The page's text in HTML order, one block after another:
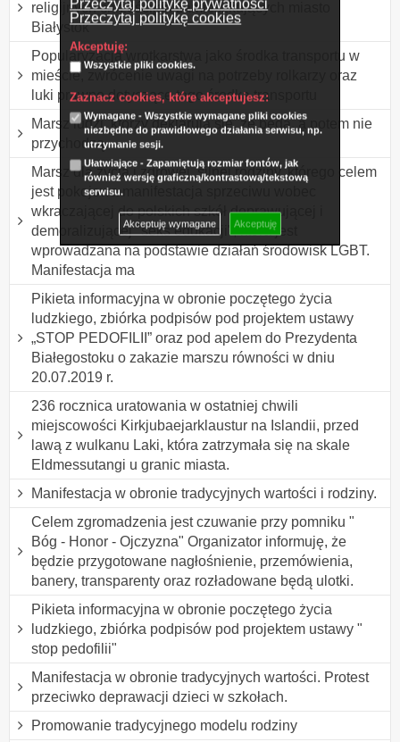
Przeczytaj politykę prywatności
Przeczytaj politykę cookies
Akceptuję:
Wszystkie pliki cookies.
Zaznacz cookies, które akceptujesz:
Wymagane - Wszystkie wymagane pliki cookies
niezbędne do prawidłowego działania serwisu, np.
utrzymanie sesji.
Ułatwiające - Zapamiętują rozmiar fontów, jak
również wersję graficzną/kontrastową/tekstową
serwisu.
Akceptuję wymagane Akceptuję
religijnych chrześcijan zamieszkujących miasto
Białystok
Popularyzacja wrotkarstwa jako środka transportu w
mieście, zwrócenie uwagi na potrzeby rolkarzy oraz
luki prawne dotyczące tego środka transportu
Marsz ludzi, którzy deklarują się, że będą, a potem nie
przychodzą.
Marsz dla życia i zdrowej, silnej rodziny, którego celem
jest pokojowa manifestacja sprzeciwu wobec
wkraczającej do polskich szkół deprawującej i
demoralizującej "seks edukacji", która jest
wprowadzana na podstawie działań środowisk LGBT.
Manifestacja ma
Pikieta informacyjna w obronie poczętego życia
ludzkiego, zbiórka podpisów pod projektem ustawy
„STOP PEDOFILII” oraz pod apelem do Prezydenta
Białegostoku o zakazie marszu równości w dniu
20.07.2019 r.
236 rocznica uratowania w ostatniej chwili
miejscowości Kirkjubaejarklaustur na Islandii, przed
lawą z wulkanu Laki, która zatrzymała się na skale
Eldmessutangi u granic miasta.
Manifestacja w obronie tradycyjnych wartości i rodziny.
Celem zgromadzenia jest czuwanie przy pomniku "
Bóg - Honor - Ojczyzna" Organizator informuję, że
będzie przygotowane nagłośnienie, przemówienia,
banery, transparenty oraz rozładowane będą ulotki.
Pikieta informacyjna w obronie poczętego życia
ludzkiego, zbiórka podpisów pod projektem ustawy "
stop pedofilii"
Manifestacja w obronie tradycyjnych wartości. Protest
przeciwko deprawacji dzieci w szkołach.
Promowanie tradycyjnego modelu rodziny